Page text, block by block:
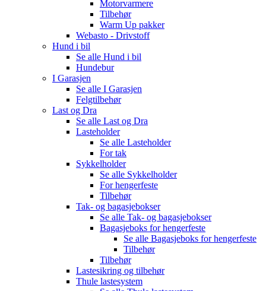
Motorvarmere
Tilbehør
Warm Up pakker
Webasto - Drivstoff
Hund i bil
Se alle Hund i bil
Hundebur
I Garasjen
Se alle I Garasjen
Felgtilbehør
Last og Dra
Se alle Last og Dra
Lasteholder
Se alle Lasteholder
For tak
Sykkelholder
Se alle Sykkelholder
For hengerfeste
Tilbehør
Tak- og bagasjebokser
Se alle Tak- og bagasjebokser
Bagasjeboks for hengerfeste
Se alle Bagasjeboks for hengerfeste
Tilbehør
Tilbehør
Lastesikring og tilbehør
Thule lastesystem